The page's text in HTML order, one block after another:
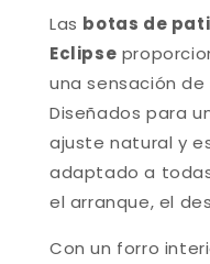
Las botas de
Eclipse
una sensación
Diseñados para
ajuste natural y
adaptado a
el arranque, el
Con un forro